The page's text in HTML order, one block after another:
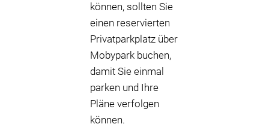
können, sollten Sie
einen reservierten
Privatparkplatz über
Mobypark buchen,
damit Sie einmal
parken und Ihre
Pläne verfolgen
können.